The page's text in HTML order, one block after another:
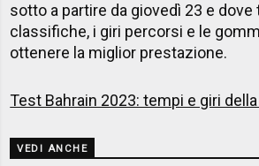
sotto a partire da giovedì 23 e
classifiche, i giri percorsi e le
ottenere la miglior prestazione.
Test Bahrain 2023: tempi e giri
VEDI ANCHE